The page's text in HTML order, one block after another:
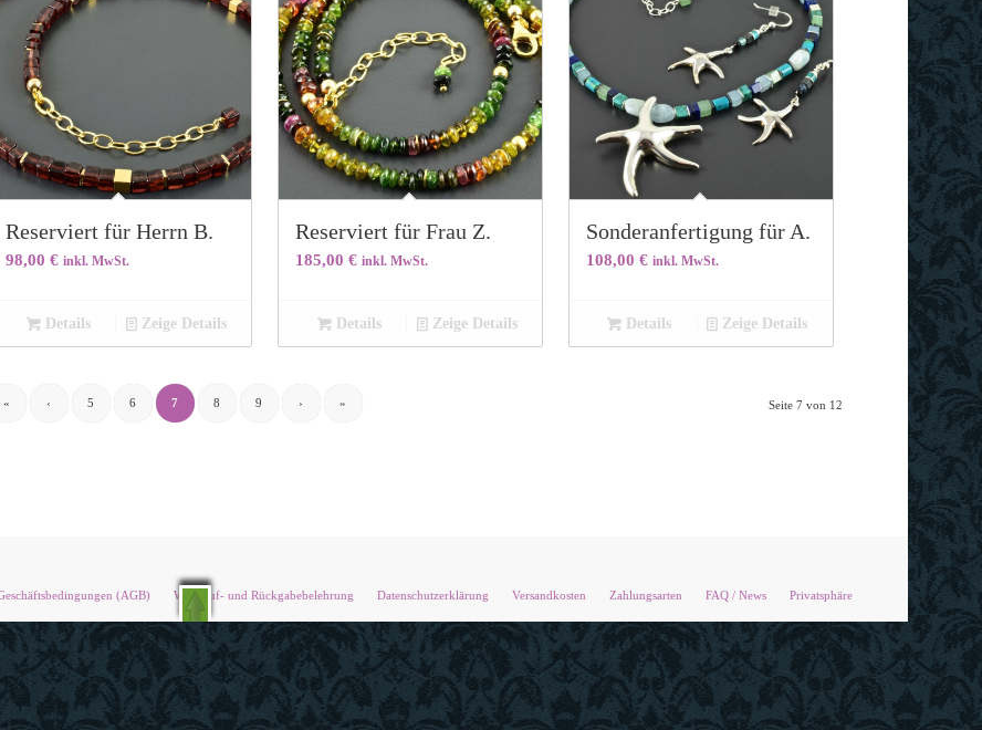
Reserviert für Herrn B.
98,00 € inkl. MwSt.
Details Zeige Details
Reserviert für Frau Z.
185,00€ inkl. MwSt.
Details Zeige Details
Sonderanfertigung für A.
108,00€ inkl. MwSt.
Details Zeige Details
Seite 7 von 12
« ‹ 5 6 7 8 9 › »
(AGB) Widerruf- und Rückgabebelehrung Datenschutzerklärung Versandkosten Zahlungsarten FAQ / News Privatsphäre
X
Schön, dass Sie mich gefunden haben!
💫 🌷 💫